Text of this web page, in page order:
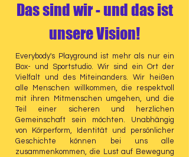
Das sind wir - und das ist
unsere Vision!
Everybody's Playground ist mehr als nur ein
Box- und Sportstudio. Wir sind ein Ort der
Vielfalt und des Miteinanders. Wir heißen
alle Menschen willkommen, die respektvoll
mit ihren Mitmenschen umgehen, und die
Teil einer sicheren und herzlichen
Gemeinschaft sein möchten. Unabhängig
von Körperform, Identität und persönlicher
Geschichte können bei uns alle
zusammenkommen, die Lust auf Bewegung